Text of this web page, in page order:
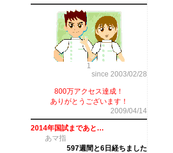
1
since 2003/02/28
800万アクセス達成！
ありがとうございます！
2009/04/14
2014年国試まであと…
あマ指
597週間と6日経ちました